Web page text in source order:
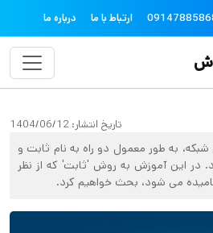
topheader
درباره ما ارتباط با ما
تاریخ انتشار: 1404/06/12
به طور معمول دو راه به نام ثابت و
در این آموزش به روش 'ثابت' که از نظر